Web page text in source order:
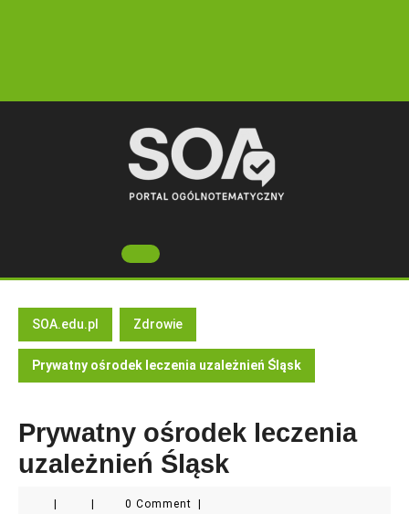
Open
Button
SOA.edu.pl Zdrowie
Prywatny ośrodek leczenia uzależnień Śląsk
Prywatny ośrodek leczenia
uzależnień Śląsk
0 Comment